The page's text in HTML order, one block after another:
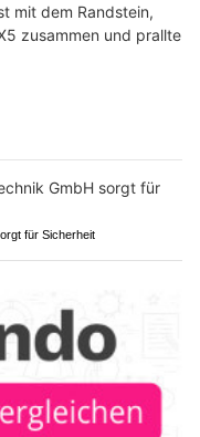
mit dem Randstein,
zusammen und prallte
für Sicherheit